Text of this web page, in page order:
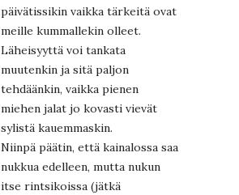
päivätissikin vaikka tärkeitä ovat
meille kummallekin olleet.
Läheisyyttä voi tankata
muutenkin ja sitä paljon
tehdäänkin, vaikka pienen
miehen jalat jo kovasti vievät
sylistä kauemmaskin.
Niinpä päätin, että kainalossa saa
nukkua edelleen, mutta nukun
itse rintsikoissa (jätkä